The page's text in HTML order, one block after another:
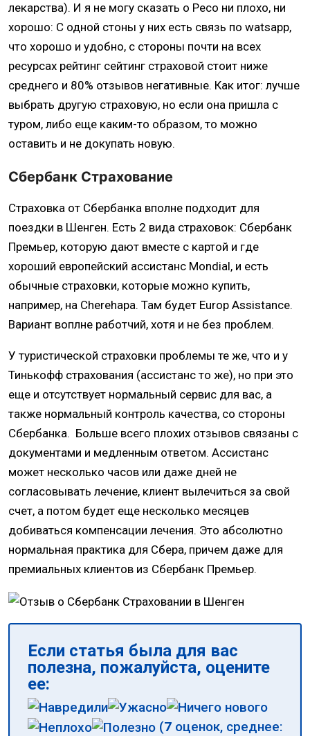
лекарства). И я не могу сказать о Ресо ни плохо, ни
хорошо: С одной стоны у них есть связь по watsapp,
что хорошо и удобно, с стороны почти на всех
ресурсах рейтинг сейтинг страховой стоит ниже
среднего и 80% отзывов негативные. Как итог: лучше
выбрать другую страховую, но если она пришла с
туром, либо еще каким-то образом, то можно
оставить и не докупать новую.
Сбербанк Страхование
Страховка от Сбербанка вполне подходит для
поездки в Шенген. Есть 2 вида страховок: Сбербанк
Премьер, которую дают вместе с картой и где
хороший европейский ассистанс Mondial, и есть
обычные страховки, которые можно купить,
например, на Cherehapa. Там будет Europ Assistance.
Вариант воплне работчий, хотя и не без проблем.
У туристической страховки проблемы те же, что и у
Тинькофф страхования (ассистанс то же), но при это
еще и отсутствует нормальный сервис для вас, а
также нормальный контроль качества, со стороны
Сбербанка. Больше всего плохих отзывов связаны с
документами и медленным ответом. Ассистанс
может несколько часов или даже дней не
согласовывать лечение, клиент вылечиться за свой
счет, а потом будет еще несколько месяцев
добиваться компенсации лечения. Это абсолютно
нормальная практика для Сбера, причем даже для
премиальных клиентов из Сбербанк Премьер.
Если статья была для вас
полезна, пожалуйста, оцените
ее:
(7 оценок, среднее: